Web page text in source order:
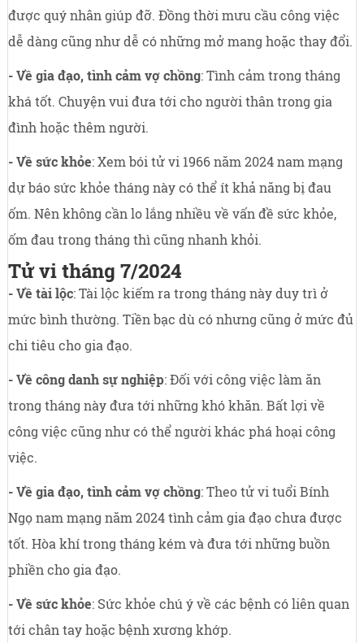
được quý nhân giúp đỡ. Đồng thời mưu cầu công việc
dễ dàng cũng như dễ có những mở mang hoặc thay đổi.
- Về gia đạo, tình cảm vợ chồng: Tình cảm trong tháng
khá tốt. Chuyện vui đưa tới cho người thân trong gia
đình hoặc thêm người.
- Về sức khỏe: Xem bói tử vi 1966 năm 2024 nam mạng
dự báo sức khỏe tháng này có thể ít khả năng bị đau
ốm. Nên không cần lo lắng nhiều về vấn đề sức khỏe,
ốm đau trong tháng thì cũng nhanh khỏi.
Tử vi tháng 7/2024
- Về tài lộc: Tài lộc kiếm ra trong tháng này duy trì ở
mức bình thường. Tiền bạc dù có nhưng cũng ở mức đủ
chi tiêu cho gia đạo.
- Về công danh sự nghiệp: Đối với công việc làm ăn
trong tháng này đưa tới những khó khăn. Bất lợi về
công việc cũng như có thể người khác phá hoại công
việc.
- Về gia đạo, tình cảm vợ chồng: Theo tử vi tuổi Bính
Ngọ nam mạng năm 2024 tình cảm gia đạo chưa được
tốt. Hòa khí trong tháng kém và đưa tới những buồn
phiền cho gia đạo.
- Về sức khỏe: Sức khỏe chú ý về các bệnh có liên quan
tới chân tay hoặc bệnh xương khớp.